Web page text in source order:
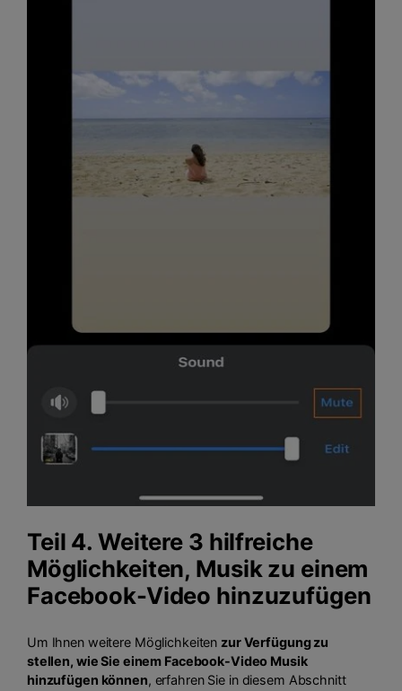
Teil 4. Weitere 3 hilfreiche
Möglichkeiten, Musik zu einem
Facebook-Video hinzuzufügen
Um Ihnen weitere Möglichkeiten zur Verfügung zu
stellen, wie Sie einem Facebook-Video Musik
hinzufügen können, erfahren Sie in diesem Abschnitt